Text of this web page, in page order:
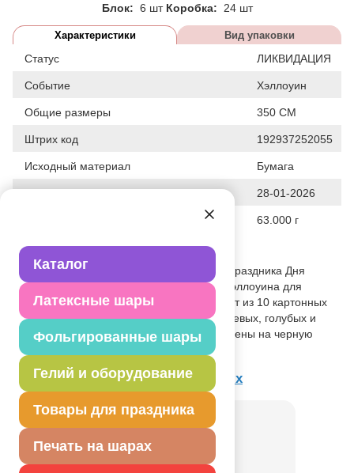
Каталог
Латексные шары
Фольгированные шары
Гелий и оборудование
Товары для праздника
Печать на шарах
Блок: 6 шт Коробка: 24 шт
Характеристики Вид упаковки
Статус ЛИКВИДАЦИЯ
Событие Хэллоуин
Общие размеры 350 СМ
Штрих код 192937252055
Исходный материал Бумага
Дата последнего изменения элемента 28-01-2026
63.000 г
Описание товара
Мексиканский череп не только символ праздника Дня
Мертвых, но и идея для оформления Хэллоуина для
эстетов! Гирлянда День Мертвых состоит из 10 картонных
баннеров-черепов с бабочками в оранжевых, голубых и
фиолетовых оттенках. Баннеры закреплены на черную
Товар из коллекцииДень Мёртвых